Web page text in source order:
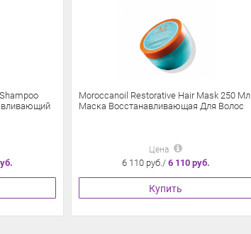
Moroccanoil Restorative Hair Mask 250 Мл
Маска Восстанавливающая Для Волос
Цена
6 110 руб./ 6 110 руб.
Купить